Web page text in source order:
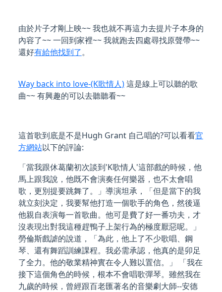
由於片子才剛上映~~ 我也就不再這力去提片子本身的
內容了~~ 一回到家裡~~ 我就跑去四處尋找原聲帶~~
還好有給他找到了。
Way back into love-(K歌情人)這是線上可以聽的歌
曲~~ 有興趣的可以去聽聽看~~
這首歌到底是不是Hugh Grant 自己唱的?可以看看官
方網站以下的評論:
「當我跟休葛蘭初次談到'K歌情人'這部戲的時候，他
馬上跟我說，他既不會演奏任何樂器，也不太會唱
歌，更別提要跳舞了。」導演坦承，「但是當下的我
就立刻決定，我要幫他打造一個歌手的角色，然後逼
他親自表演每一首歌曲。他可是費了好一番功夫，才
沒表現出對我這種趕鴨子上架行為的極度厭惡呢。」
勞倫斯戲謔的說道，「為此，他上了不少歌唱、鋼
琴、還有舞蹈訓練課程。我必需承認，他真的是卯足
了全力。他的敬業精神實在令人難以置信。」 「我在
接下這個角色的時候，根本不會唱歌彈琴。雖然我在
九歲的時候，曾經跟百老匯著名的音樂劇大師--安德